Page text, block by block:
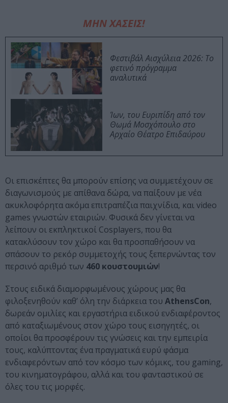
ΜΗΝ ΧΑΣΕΙΣ!
Φεστιβάλ Αισχύλεια 2026: Το
φετινό πρόγραμμα
αναλυτικά
Ίων, του Ευριπίδη από τον
Θωμά Μοσχόπουλο στο
Αρχαίο Θέατρο Επιδαύρου
Οι επισκέπτες θα μπορούν επίσης να συμμετέχουν σε
διαγωνισμούς με απίθανα δώρα, να παίξουν με νέα
ακυκλοφόρητα ακόμα επιτραπέζια παιχνίδια, και video
games γνωστών εταιριών. Φυσικά δεν γίνεται να
λείπουν οι εκπληκτικοί Cosplayers, που θα
κατακλύσουν τον χώρο και θα προσπαθήσουν να
σπάσουν το ρεκόρ συμμετοχής τους ξεπερνώντας τον
περσινό αριθμό των 460 κουστουμιών!
Στους ειδικά διαμορφωμένους χώρους μας θα
φιλοξενηθούν καθ’ όλη την διάρκεια του AthensCon,
δωρεάν ομιλίες και εργαστήρια ειδικού ενδιαφέροντος
από καταξιωμένους στον χώρο τους εισηγητές, οι
οποίοι θα προσφέρουν τις γνώσεις και την εμπειρία
τους, καλύπτοντας ένα πραγματικά ευρύ φάσμα
ενδιαφερόντων από τον κόσμο των κόμικς, του gaming,
του κινηματογράφου, αλλά και του φανταστικού σε
όλες του τις μορφές.